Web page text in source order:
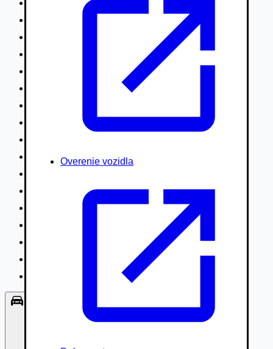
Overenie vozidla
Nákladné vozidlá nad 7,5t
Vodné/Snežné skútre, štvorkolky
Poľnohospodárske vozidlá / stroje
Hydraulické ruky autožeriavy
Špeciály/nosiče kontajnerov
Návesy/prívesy nadstavby
Lode/člny, lietadlá/vznášadlá
Príslušenstvo, Oblečenie